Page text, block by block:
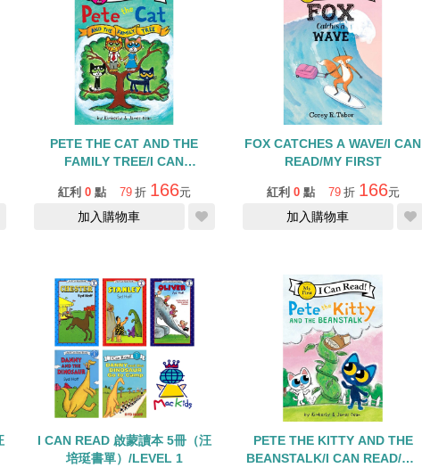
PETE THE CAT AND THE
FAMILY TREE/I CAN
紅利 0 點 79 折 166元
加入購物車
FOX CATCHES A WAVE/I CAN
READ/MY FIRST
紅利 0 點 79 折 166元
加入購物車
I CAN READ 啟蒙讀本 5冊（汪
培珽書單）/LEVEL 1
PETE THE KITTY AND THE
BEANSTALK/I CAN READ/MY